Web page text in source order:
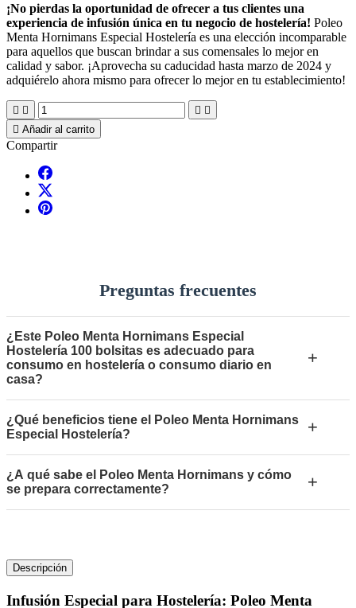
¡No pierdas la oportunidad de ofrecer a tus clientes una
experiencia de infusión única en tu negocio de hostelería! Poleo
Menta Hornimans Especial Hostelería es una elección incomparable
para aquellos que buscan brindar a sus comensales lo mejor en
calidad y sabor. ¡Aprovecha su caducidad hasta marzo de 2024 y
adquiérelo ahora mismo para ofrecer lo mejor en tu establecimiento!
   
 Añadir al carrito
Compartir
Preguntas frecuentes
¿Este Poleo Menta Hornimans Especial
Hostelería 100 bolsitas es adecuado para
consumo en hostelería o consumo diario en
casa?
+
¿Qué beneficios tiene el Poleo Menta Hornimans
Especial Hostelería?
+
¿A qué sabe el Poleo Menta Hornimans y cómo
se prepara correctamente?
+
Descripción
Infusión Especial para Hostelería: Poleo Menta